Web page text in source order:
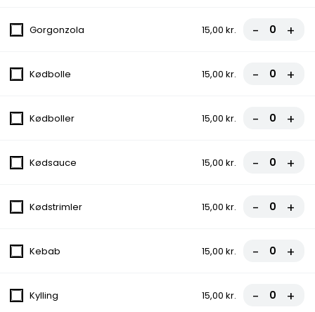
Champignon, Løg
10. Amigos
Cocktailpølser, Pepperoni
Tomatsauce, Ost, Ananas, Champignon,
Løg, Oliven
Tomatsauce, Ost, Pepperoni
Gorgonzola 15,00 kr. - +
Kødbolle 15,00 kr. - +
Kødboller 15,00 kr. - +
Kødsauce 15,00 kr. - +
Kødstrimler 15,00 kr. - +
Kebab 15,00 kr. - +
Kylling 15,00 kr. - +